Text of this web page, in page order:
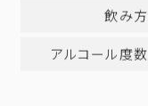
飲み方
アルコール度数